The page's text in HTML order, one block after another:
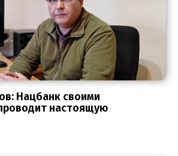
Нацбанк своими
настоящую